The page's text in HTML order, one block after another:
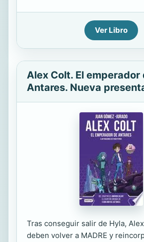
Ver Libro
Alex Colt. El emperador
Antares. Nueva
Tras conseguir salir de Hyla,
deben volver a MADRE y